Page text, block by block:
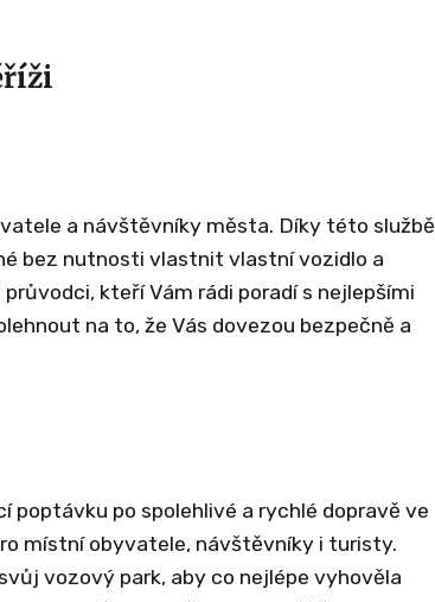
a návštěvníky města. Díky této službě
bez nutnosti vlastnit vlastní vozidlo a
kteří Vám rádi poradí s nejlepšími
na to, že Vás dovezou bezpečně a
poptávku po spolehlivé a rychlé dopravě ve
místní obyvatele, návštěvníky i turisty.
vozový park, aby co nejlépe vyhověla